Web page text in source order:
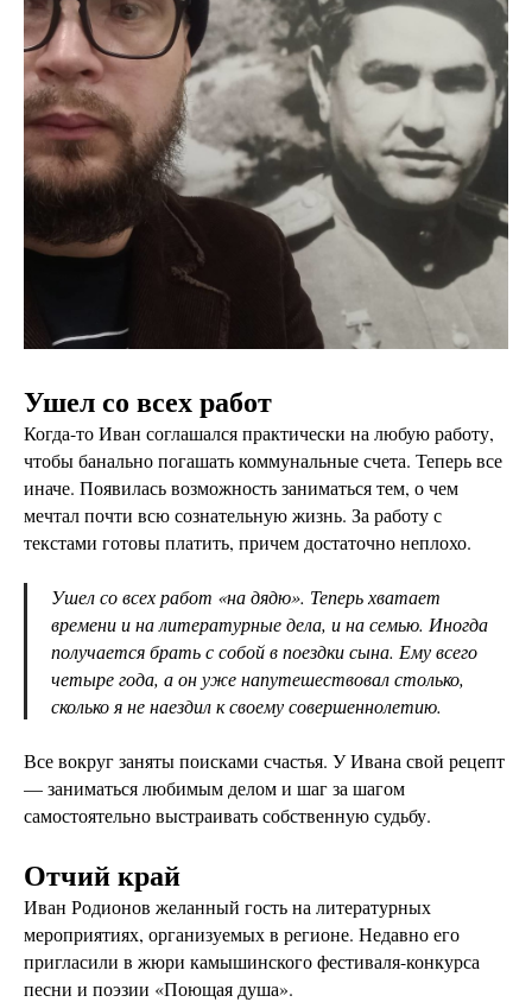
Ушел со всех работ
Когда-то Иван соглашался практически на любую работу,
чтобы банально погашать коммунальные счета. Теперь все
иначе. Появилась возможность заниматься тем, о чем
мечтал почти всю сознательную жизнь. За работу с
текстами готовы платить, причем достаточно неплохо.
Ушел со всех работ «на дядю». Теперь хватает
времени и на литературные дела, и на семью. Иногда
получается брать с собой в поездки сына. Ему всего
четыре года, а он уже напутешествовал столько,
сколько я не наездил к своему совершеннолетию.
Все вокруг заняты поисками счастья. У Ивана свой рецепт
— заниматься любимым делом и шаг за шагом
самостоятельно выстраивать собственную судьбу.
Отчий край
Иван Родионов желанный гость на литературных
мероприятиях, организуемых в регионе. Недавно его
пригласили в жюри камышинского фестиваля-конкурса
песни и поэзии «Поющая душа».